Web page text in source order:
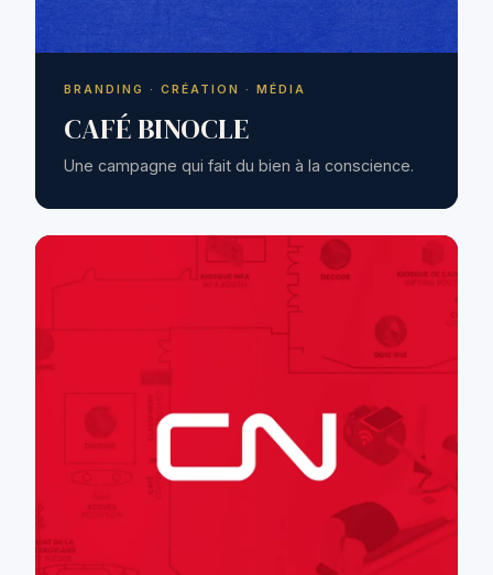
BRANDING · CRÉATION · MÉDIA
CAFÉ BINOCLE
Une campagne qui fait du bien à la conscience.